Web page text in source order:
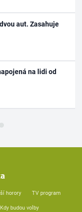
aut. Zasahuje
na lidi od
horory TV program
Kdy budou volby